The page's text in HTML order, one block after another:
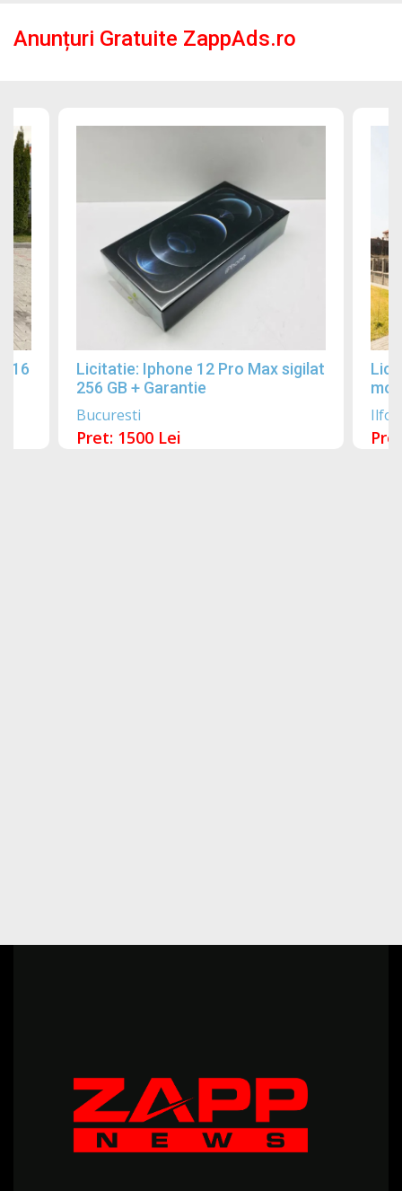
Anunțuri Gratuite ZappAds.ro
Licitatie: Iphone 12 Pro Max sigilat
256 GB + Garantie
Bucuresti
Pret: 1500 Lei
Ilfov